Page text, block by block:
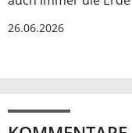
26.06.2026